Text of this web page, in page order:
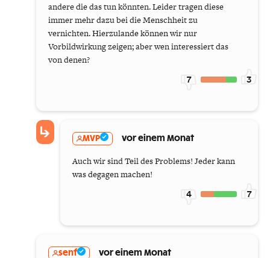
andere die das tun könnten. Leider tragen diese
immer mehr dazu bei die Menschheit zu
vernichten. Hierzulande können wir nur
Vorbildwirkung zeigen; aber wen interessiert das
von denen?
7 3
MVP vor einem Monat
Auch wir sind Teil des Problems! Jeder kann
was degagen machen!
4 7
senf vor einem Monat